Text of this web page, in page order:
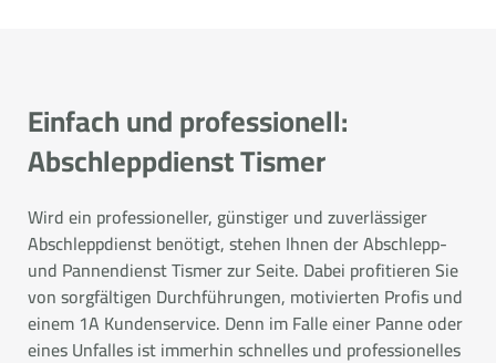
Einfach und professionell:
Abschleppdienst Tismer
Wird ein professioneller, günstiger und zuverlässiger
Abschleppdienst benötigt, stehen Ihnen der Abschlepp-
und Pannendienst Tismer zur Seite. Dabei profitieren Sie
von sorgfältigen Durchführungen, motivierten Profis und
einem 1A Kundenservice. Denn im Falle einer Panne oder
eines Unfalles ist immerhin schnelles und professionelles